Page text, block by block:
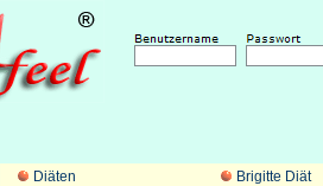
Diäten
Brigitte Diät